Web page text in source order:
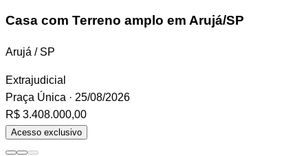
Casa com Terreno amplo em Arujá/SP
Arujá / SP
Extrajudicial
Praça Única · 25/08/2026
R$ 3.408.000,00
Acesso exclusivo